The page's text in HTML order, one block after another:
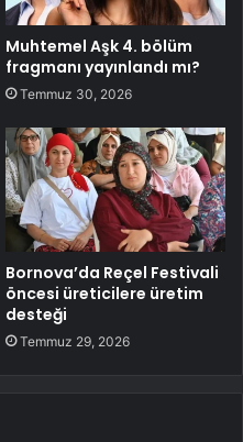
Muhtemel Aşk 4. bölüm
fragmanı yayınlandı mı?
Temmuz 30, 2026
Bornova’da Reçel Festivali
öncesi üreticilere üretim
desteği
Temmuz 29, 2026